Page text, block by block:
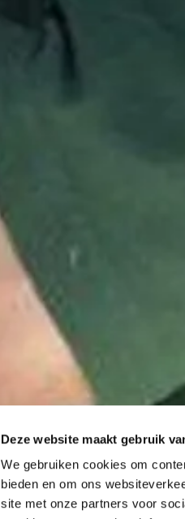
Deze website maakt gebruik
We gebruiken cookies om
bieden en om ons
site met onze partners voor